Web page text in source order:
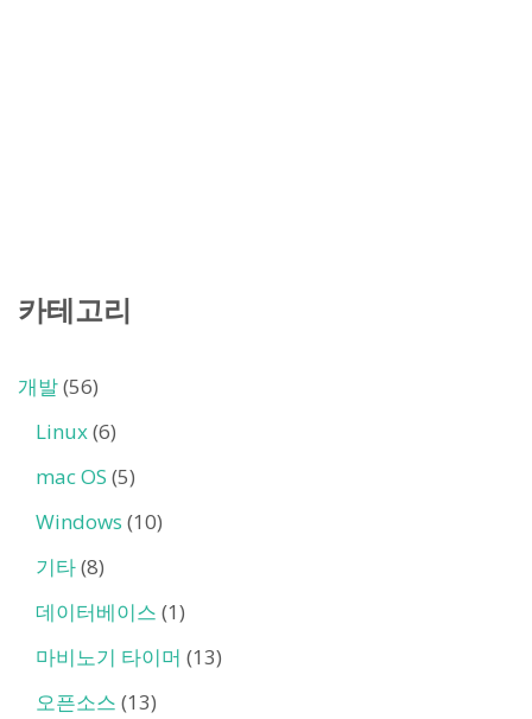
카테고리
개발(56)
Linux(6)
mac OS (5)
Windows (10)
기타(8)
데이터베이스 (1)
마비노기 타이머 (13)
오픈소스 (13)